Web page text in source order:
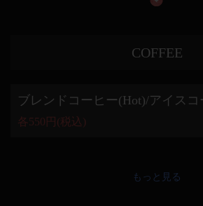
COFFEE
ブレンドコーヒー(Hot)/アイスコ
各550円(税込)
もっと見る